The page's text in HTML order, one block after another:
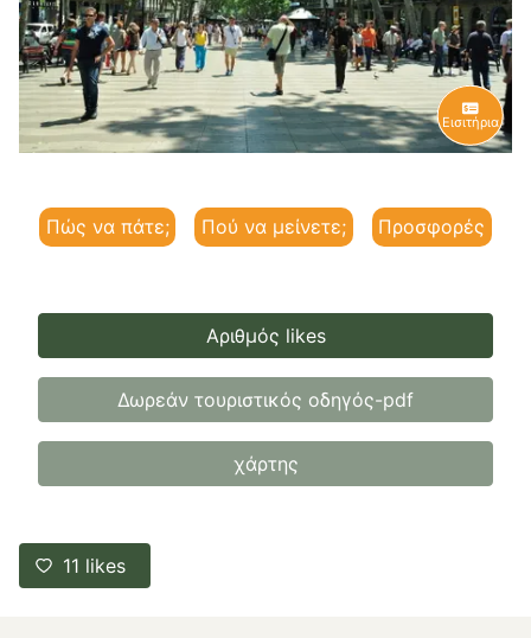
Εισιτήρια
Πώς να πάτε; Πού να μείνετε; Προσφορές
Αριθμός likes
Δωρεάν τουριστικός οδηγός-pdf
χάρτης
11 likes